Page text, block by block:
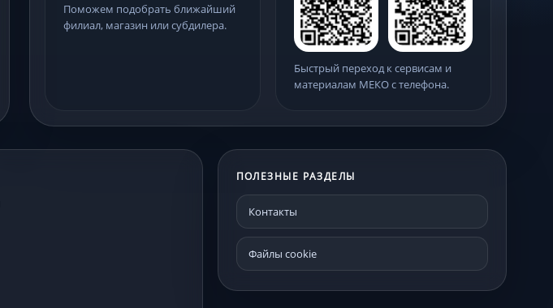
Поможем подобрать ближайший
филиал, магазин или субдилера.
Быстрый переход к сервисам и
материалам МЕКО с телефона.
ПОЛЕЗНЫЕ РАЗДЕЛЫ
Контакты
Файлы cookie